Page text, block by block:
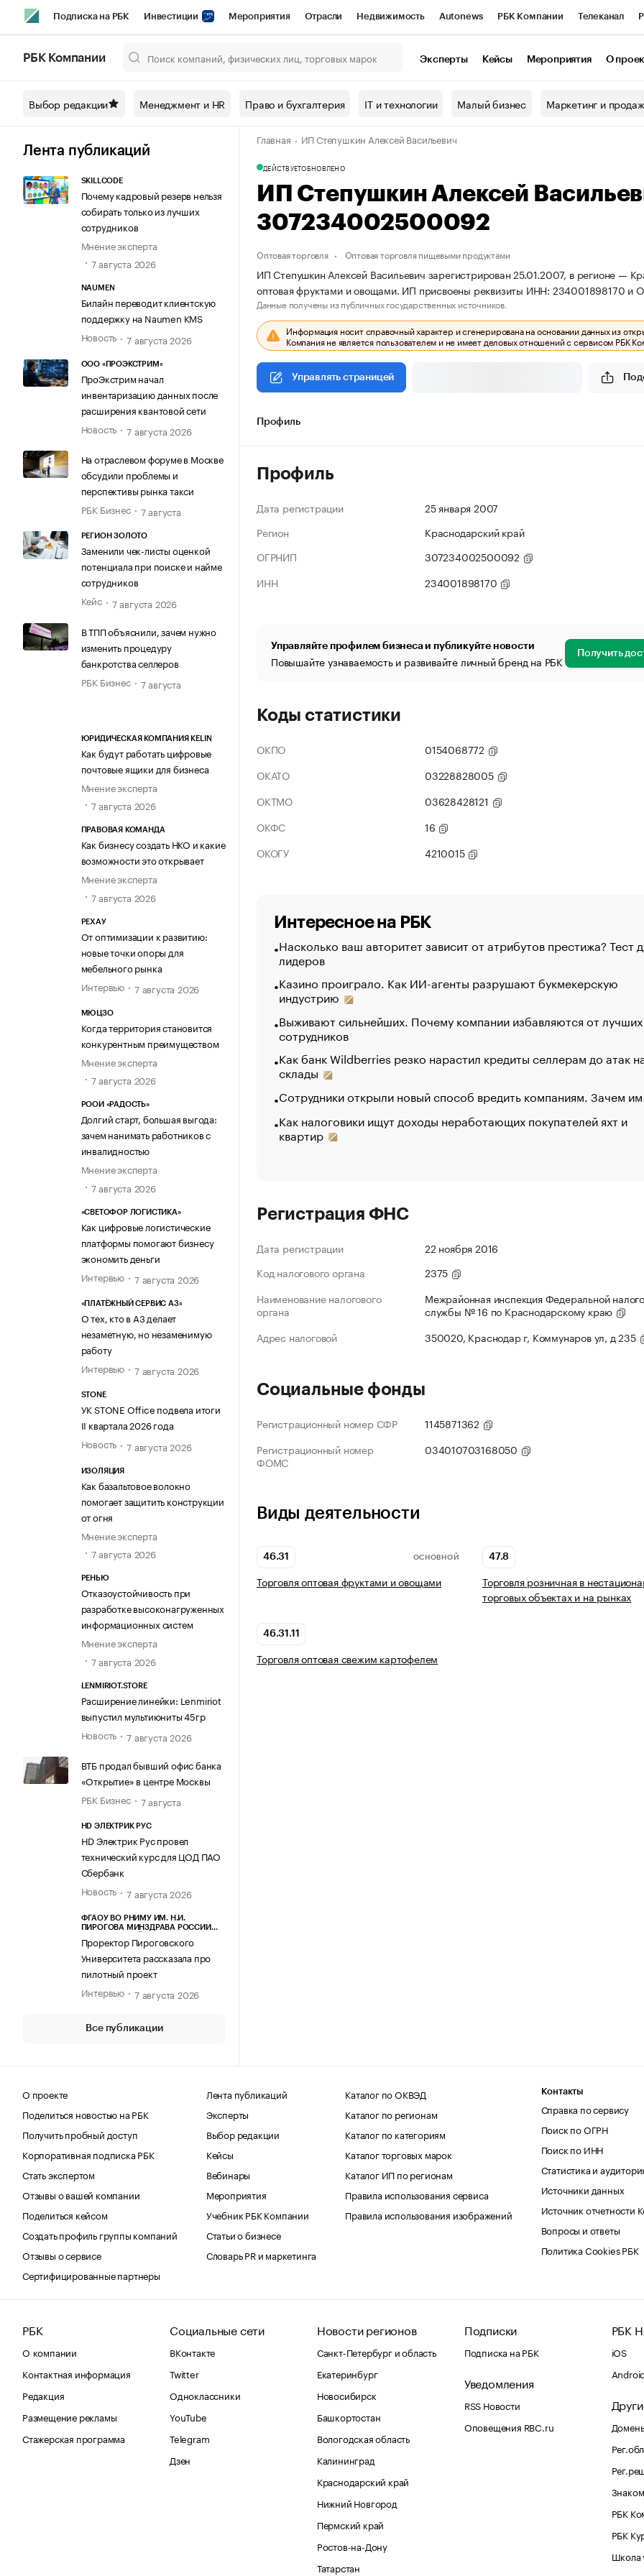
Подписка на РБК Инвестиции Мероприятия Отрасли Недвижимость Autonews РБК Компании Телеканал
Спецпроекты СПб Конференции СПб Спецпроекты Проверка контрагентов
Технологии и медиа Рынок наличной валюты
РБК Компании Эксперты Кейсы Мероприятия О
Выбор редакции Менеджмент и HR Право и бухгалтерия IT и технологии Малый бизнес Маркетинг и
Лента публикаций
SKILLCODE
Почему кадровый резерв нельзя
собирать только из лучших
сотрудников
Мнение эксперта
7 августа 2026
NAUMEN
Билайн переводит клиентскую
поддержку на Naumen KMS
Новость
7 августа 2026
ООО «ПРОЭКСТРИМ»
ПроЭкстрим начал
инвентаризацию данных после
расширения квантовой сети
Новость
7 августа 2026
На отраслевом форуме в Москве
обсудили проблемы и
перспективы рынка такси
РБК Бизнес
7 августа
РЕГИОН ЗОЛОТО
Заменили чек-листы оценкой
потенциала при поиске и найме
сотрудников
Кейс
7 августа 2026
В ТПП объяснили, зачем нужно
изменить процедуру
банкротства селлеров
РБК Бизнес
7 августа
ЮРИДИЧЕСКАЯ КОМПАНИЯ KELIN
Как будут работать цифровые
почтовые ящики для бизнеса
Мнение эксперта
7 августа 2026
ПРАВОВАЯ КОМАНДА
Как бизнесу создать НКО и какие
возможности это открывает
Мнение эксперта
7 августа 2026
РЕХАУ
От оптимизации к развитию:
новые точки опоры для
мебельного рынка
Интервью
7 августа 2026
МЮЦЗО
Когда территория становится
конкурентным преимуществом
Мнение эксперта
7 августа 2026
РООИ «РАДОСТЬ»
Долгий старт, большая выгода:
зачем нанимать работников с
инвалидностью
Мнение эксперта
7 августа 2026
«СВЕТОФОР ЛОГИСТИКА»
Как цифровые логистические
платформы помогают бизнесу
экономить деньги
Интервью
7 августа 2026
«ПЛАТЁЖНЫЙ СЕРВИС А3»
О тех, кто в А3 делает
незаметную, но незаменимую
работу
Интервью
7 августа 2026
STONE
УК STONE Office подвела итоги
II квартала 2026 года
Новость
7 августа 2026
ИЗОЛЯЦИЯ
Как базальтовое волокно
помогает защитить конструкции
от огня
Мнение эксперта
7 августа 2026
РЕНЬЮ
Отказоустойчивость при
разработке высоконагруженных
информационных систем
Мнение эксперта
7 августа 2026
LENMIRIOT.STORE
Расширение линейки: Lenmiriot
выпустил мультиюниты 45гр
Новость
7 августа 2026
ВТБ продал бывший офис банка
«Открытие» в центре Москвы
РБК Бизнес
7 августа
HD ЭЛЕКТРИК РУС
HD Электрик Рус провел
технический курс для ЦОД ПАО
Сбербанк
Новость
7 августа 2026
ФГАОУ ВО РНИМУ ИМ. Н.И.
ПИРОГОВА МИНЗДРАВА РОССИИ
Проректор Пироговского
Университета рассказала про
пилотный проект
Интервью
7 августа 2026
Все публикации
Главная ИП Степушкин Алексей Васильевич
ДЕЙСТВУЕТОБНОВЛЕНО
ИП Степушкин Алексей
307234002500092
Оптовая торговля Оптовая торговля пищевыми продуктами
ИП Степушкин Алексей Васильевич зарегистрирован 25.01.2007, в регионе —
оптовая фруктами и овощами. ИП присвоены реквизиты ИНН: 234001898170
Данные получены из публичных государственных источников.
Информация носит справочный характер и сгенерирована на основании данных из
Компания не является пользователем и не имеет деловых отношений с сервисом РБК
Управлять страницей
Профиль
Профиль
Дата регистрации
25 января 2007
Регион
Краснодарский край
ОГРНИП
307234002500092
ИНН
234001898170
Управляйте профилем бизнеса и публикуйте новости
Повышайте узнаваемость и развивайте личный бренд на РБК Получить
Коды статистики
ОКПО
0154068772
ОКАТО
03228828005
ОКТМО
03628428121
ОКФС
16
ОКОГУ
4210015
Интересное на РБК
Насколько ваш авторитет зависит от атрибутов престижа? Тест
лидеров
Казино проиграло. Как ИИ-агенты разрушают букмекерскую
индустрию
Выживают сильнейших. Почему компании избавляются от лучших
сотрудников
Как банк Wildberries резко нарастил кредиты селлерам до атак
склады
Сотрудники открыли новый способ вредить компаниям. Зачем
Как налоговики ищут доходы неработающих покупателей яхт и
квартир
Регистрация ФНС
Дата регистрации
22 ноября 2016
Код налогового органа
2375
Наименование налогового
органа
Межрайонная инспекция Федеральной
службы № 16 по Краснодарскому краю
Адрес налоговой
350020, Краснодар г, Коммунаров ул, д 235
Социальные фонды
Регистрационный номер СФР
1145871362
Регистрационный номер
ФОМС
034010703168050
Виды деятельности
46.31 ОСНОВНОЙ
Торговля оптовая фруктами и овощами
47.8
Торговля розничная в
торговых объектах и на рынках
46.31.11
Торговля оптовая свежим картофелем
О проекте
Поделиться новостью на РБК
Получить пробный доступ
Корпоративная подписка РБК
Стать экспертом
Отзывы о вашей компании
Поделиться кейсом
Создать профиль группы компаний
Отзывы о сервисе
Сертифицированные партнеры
Лента публикаций
Эксперты
Выбор редакции
Кейсы
Вебинары
Мероприятия
Учебник РБК Компании
Статьи о бизнесе
Словарь PR и маркетинга
Каталог по ОКВЭД
Каталог по регионам
Каталог по категориям
Каталог торговых марок
Каталог ИП по регионам
Правила использования сервиса
Правила использования изображений
Контакты
Справка по сервису
Поиск по ОГРН
Поиск по ИНН
Статистика и
Источники данных
Источник отчетности
Вопросы и ответы
Политика Cookies РБК
РБК
О компании
Контактная информация
Редакция
Размещение рекламы
Стажерская программа
Социальные сети
ВКонтакте
Twitter
Одноклассники
YouTube
Telegram
Дзен
Новости регионов
Санкт-Петербург и область
Екатеринбург
Новосибирск
Башкортостан
Вологодская область
Калининград
Краснодарский край
Нижний Новгород
Пермский край
Ростов-на-Дону
Татарстан
Подписки
Подписка на РБК
Уведомления
RSS Новости
Оповещения RBC.ru
РБК
iOS
РБК
РБК
Школа